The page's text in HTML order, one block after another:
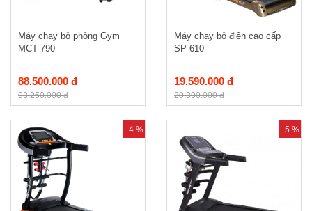
Máy chạy bộ phòng Gym
MCT 790
88.500.000 đ
93.250.000 đ
Máy chạy bộ điện cao cấp
SP 610
19.590.000 đ
20.390.000 đ
- 4 % - 5 %